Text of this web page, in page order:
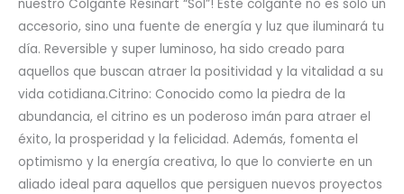
nuestro Colgante Resinart “Sol”! Este colgante no es solo un
accesorio, sino una fuente de energía y luz que iluminará tu
día. Reversible y super luminoso, ha sido creado para
aquellos que buscan atraer la positividad y la vitalidad a su
vida cotidiana.Citrino: Conocido como la piedra de la
abundancia, el citrino es un poderoso imán para atraer el
éxito, la prosperidad y la felicidad. Además, fomenta el
optimismo y la energía creativa, lo que lo convierte en un
aliado ideal para aquellos que persiguen nuevos proyectos